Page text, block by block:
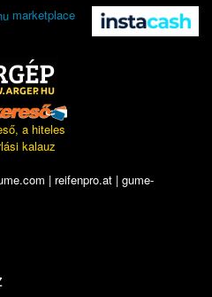
marketplace
a hiteles
kalauz
| reifenpro.at | gume-